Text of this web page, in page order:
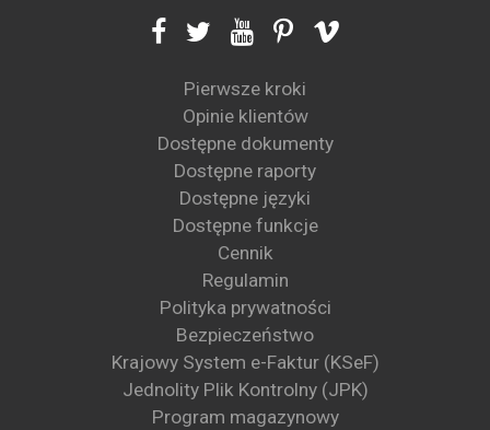
Pierwsze kroki
Opinie klientów
Dostępne dokumenty
Dostępne raporty
Dostępne języki
Dostępne funkcje
Cennik
Regulamin
Polityka prywatności
Bezpieczeństwo
Krajowy System e-Faktur (KSeF)
Jednolity Plik Kontrolny (JPK)
Program magazynowy